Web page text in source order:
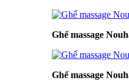
Ghế massage
Ghế massage